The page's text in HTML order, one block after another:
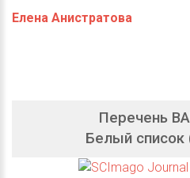
Елена Анистратова
Перечень
Белый список